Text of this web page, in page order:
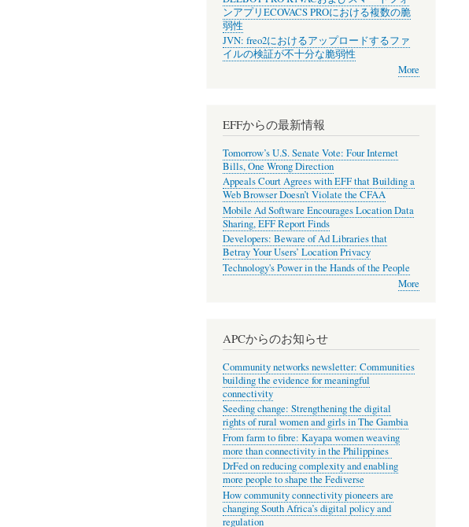
ンアプリECOVACS PROにおける複数の脆
弱性
JVN: freo2におけるアップロードするファ
イルの検証が不十分な脆弱性
More
EFFからの最新情報
Tomorrow’s U.S. Senate Vote: Four Internet
Bills, One Wrong Direction
Appeals Court Agrees with EFF that Building a
Web Browser Doesn’t Violate the CFAA
Mobile Ad Software Encourages Location Data
Sharing, EFF Report Finds
Developers: Beware of Ad Libraries that
Betray Your Users’ Location Privacy
Technology's Power in the Hands of the People
More
APCからのお知らせ
Community networks newsletter: Communities
building the evidence for meaningful
connectivity
Seeding change: Strengthening the digital
rights of rural women and girls in The Gambia
From farm to fibre: Kayapa women weaving
more than connectivity in the Philippines
DrFed on reducing complexity and enabling
more people to shape the Fediverse
How community connectivity pioneers are
changing South Africa’s digital policy and
regulation